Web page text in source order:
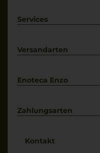
Weißwein
Services
Kontakt
Versandarten
Enoteca Enzo
Bewertungs-
Zahlungsarten
Kontakt